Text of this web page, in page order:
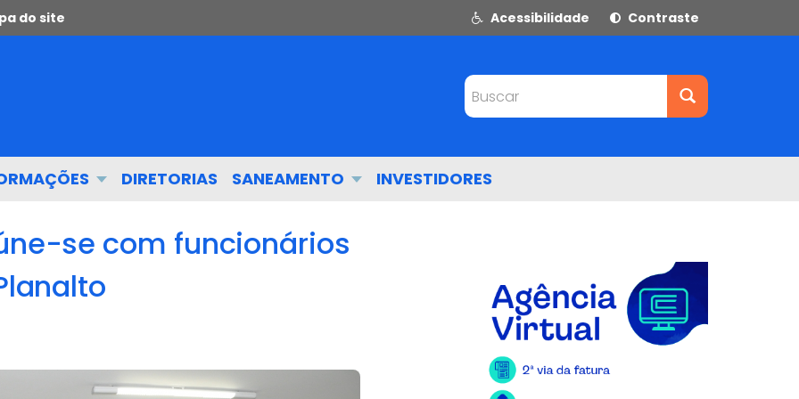
do site Acessibilidade Contraste
Buscar
DIRETORIAS SANEAMENTO INVESTIDORES
se com funcionários